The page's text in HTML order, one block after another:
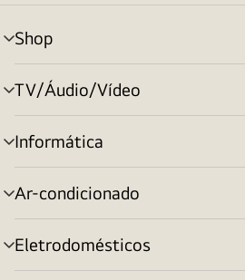
Shop
alternar
menu
TV/Áudio/Vídeo
alternar
menu
Informática
alternar
menu
Ar-condicionado
alternar
menu
Eletrodomésticos
alternar
menu